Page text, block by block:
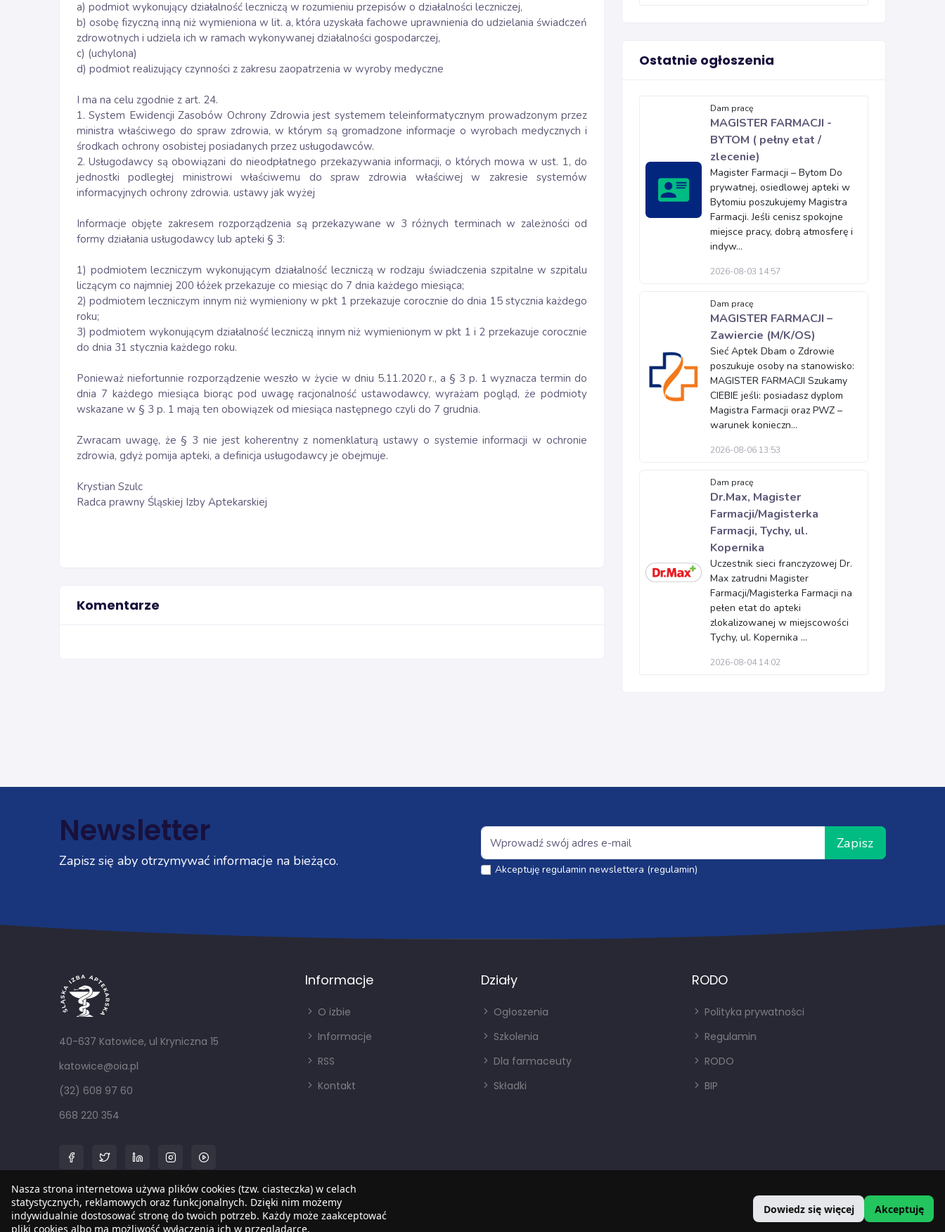
a) podmiot wykonujący działalność leczniczą w rozumieniu przepisów o działalności leczniczej,
b) osobę fizyczną inną niż wymieniona w lit. a, która uzyskała fachowe uprawnienia do udzielania świadczeń
zdrowotnych i udziela ich w ramach wykonywanej działalności gospodarczej,
c) (uchylona)
d) podmiot realizujący czynności z zakresu zaopatrzenia w wyroby medyczne
I ma na celu zgodnie z art. 24.
1. System Ewidencji Zasobów Ochrony Zdrowia jest systemem teleinformatycznym prowadzonym przez
ministra właściwego do spraw zdrowia, w którym są gromadzone informacje o wyrobach medycznych i
środkach ochrony osobistej posiadanych przez usługodawców.
2. Usługodawcy są obowiązani do nieodpłatnego przekazywania informacji, o których mowa w ust. 1, do
jednostki podległej ministrowi właściwemu do spraw zdrowia właściwej w zakresie systemów
informacyjnych ochrony zdrowia. ustawy jak wyżej
Informacje objęte zakresem rozporządzenia są przekazywane w 3 różnych terminach w zależności od
formy działania usługodawcy lub apteki § 3:
1) podmiotem leczniczym wykonującym działalność leczniczą w rodzaju świadczenia szpitalne w szpitalu
liczącym co najmniej 200 łóżek przekazuje co miesiąc do 7 dnia każdego miesiąca;
2) podmiotem leczniczym innym niż wymieniony w pkt 1 przekazuje corocznie do dnia 15 stycznia każdego
roku;
3) podmiotem wykonującym działalność leczniczą innym niż wymienionym w pkt 1 i 2 przekazuje corocznie
do dnia 31 stycznia każdego roku.
Ponieważ niefortunnie rozporządzenie weszło w życie w dniu 5.11.2020 r., a § 3 p. 1 wyznacza termin do
dnia 7 każdego miesiąca biorąc pod uwagę racjonalność ustawodawcy, wyrażam pogląd, że podmioty
wskazane w § 3 p. 1 mają ten obowiązek od miesiąca następnego czyli do 7 grudnia.
Zwracam uwagę, że § 3 nie jest koherentny z nomenklaturą ustawy o systemie informacji w ochronie
zdrowia, gdyż pomija apteki, a definicja usługodawcy je obejmuje.
Krystian Szulc
Radca prawny Śląskiej Izby Aptekarskiej
Komentarze
Ostatnie ogłoszenia
Dam pracę
MAGISTER FARMACJI -
BYTOM ( pełny etat /
zlecenie)
Magister Farmacji – Bytom Do
prywatnej, osiedlowej apteki w
Bytomiu poszukujemy Magistra
Farmacji. Jeśli cenisz spokojne
miejsce pracy, dobrą atmosferę i
indyw...
2026-08-03 14:57
Dam pracę
MAGISTER FARMACJI –
Zawiercie (M/K/OS)
Sieć Aptek Dbam o Zdrowie
poszukuje osoby na stanowisko:
MAGISTER FARMACJI Szukamy
CIEBIE jeśli: posiadasz dyplom
Magistra Farmacji oraz PWZ –
warunek konieczn...
2026-08-06 13:53
Dam pracę
Dr.Max, Magister
Farmacji/Magisterka
Farmacji, Tychy, ul.
Kopernika
Uczestnik sieci franczyzowej Dr.
Max zatrudni Magister
Farmacji/Magisterka Farmacji na
pełen etat do apteki
zlokalizowanej w miejscowości
Tychy, ul. Kopernika ...
2026-08-04 14:02
Newsletter
Zapisz się aby otrzymywać informacje na bieżąco.
Zapisz
Akceptuję regulamin newslettera (regulamin)
40-637 Katowice, ul Kryniczna 15
katowice@oia.pl
(32) 608 97 60
668 220 354
Informacje
O izbie
Informacje
RSS
Kontakt
Działy
Ogłoszenia
Szkolenia
Dla farmaceuty
Składki
RODO
Polityka prywatności
Regulamin
RODO
BIP
Copyright © 2022
Nasza strona internetowa używa plików cookies (tzw. ciasteczka) w celach
statystycznych, reklamowych oraz funkcjonalnych. Dzięki nim możemy
indywidualnie dostosować stronę do twoich potrzeb. Każdy może zaakceptować
pliki cookies albo ma możliwość wyłączenia ich w przeglądarce.
Dowiedz się więcej Akceptuję